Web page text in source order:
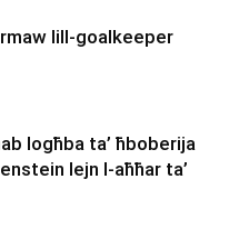
lill-goalkeeper
logħba ta’ ħboberija
lejn l-aħħar ta’